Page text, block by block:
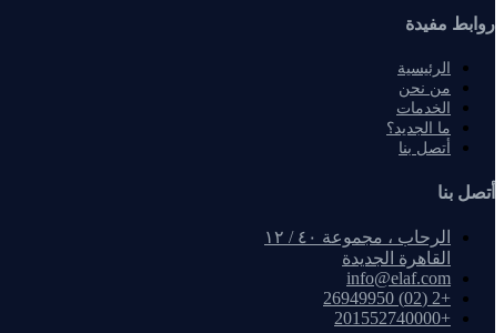
روابط مفيدة
الرئيسية
من نحن
الخدمات
ما الجديد؟
أتصل بنا
أتصل بنا
الرحاب ، مجموعة ٤٠ / ١٢
القاهرة الجديدة
info@elaf.com
+2 (02) 26949950
+201552740000